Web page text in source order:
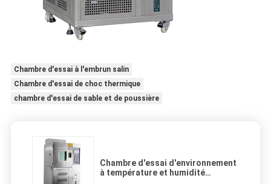
Chambre d'essai à l'embrun salin
Chambre d'essai de choc thermique
chambre d'essai de sable et de poussière
Chambre d'essai d'environnement
à température et humidité